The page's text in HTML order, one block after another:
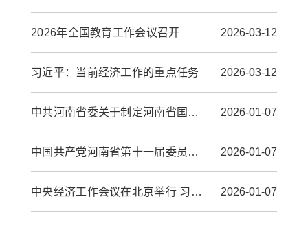
2026年全国教育工作会议召开 2026-03-12
习近平：当前经济工作的重点任务 2026-03-12
中共河南省委关于制定河南省国民经济和社会发展第十五个五年规划的建议 2026-01-07
中国共产党河南省第十一届委员会第十次全体会议公报 2026-01-07
中央经济工作会议在北京举行 习近平发表重要讲话 2026-01-07